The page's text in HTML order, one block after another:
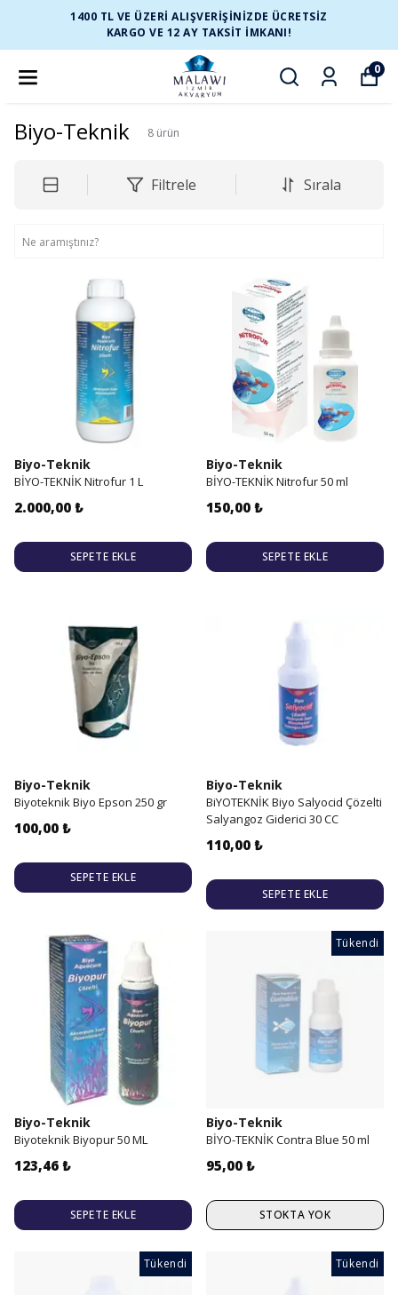
1400 TL VE ÜZERİ ALIŞVERİŞİNİZDE ÜCRETSİZ
KARGO VE 12 AY TAKSİT İMKANI!
0
Biyo-Teknik 8 ürün
Filtrele Sırala
Biyo-Teknik
BİYO-TEKNİK Nitrofur 1 L
2.000,00 ₺
SEPETE EKLE
Biyo-Teknik
BİYO-TEKNİK Nitrofur 50 ml
150,00 ₺
SEPETE EKLE
Biyo-Teknik
Biyoteknik Biyo Epson 250 gr
100,00 ₺
SEPETE EKLE
Biyo-Teknik
BiYOTEKNİK Biyo Salyocid Çözelti
Salyangoz Giderici 30 CC
110,00 ₺
SEPETE EKLE
Biyo-Teknik
Biyoteknik Biyopur 50 ML
123,46 ₺
SEPETE EKLE
Tükendi
Biyo-Teknik
BİYO-TEKNİK Contra Blue 50 ml
95,00 ₺
STOKTA YOK
Tükendi Tükendi